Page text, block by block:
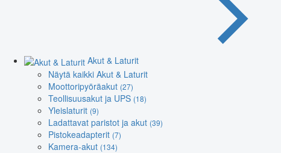
Akut & Laturit
Näytä kaikki Akut & Laturit
Moottoripyöräakut (27)
Teollisuusakut ja UPS (18)
Yleislaturit (9)
Ladattavat paristot ja akut (39)
Pistokeadapterit (7)
Kamera-akut (134)